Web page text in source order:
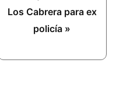
Los Cabrera para ex
policía »